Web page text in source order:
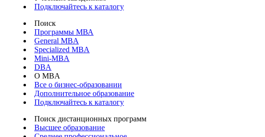
Подключайтесь к каталогу
Поиск
Программы МВА
General MBA
Specialized MBA
Mini-MBA
DBA
О MBA
Все о бизнес-образовании
Дополнительное образование
Подключайтесь к каталогу
Поиск дистанционных программ
Высшее образование